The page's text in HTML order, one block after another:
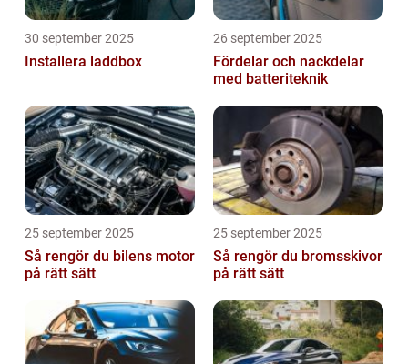
30 september 2025
Installera laddbox
26 september 2025
Fördelar och nackdelar
med batteriteknik
25 september 2025
Så rengör du bilens motor
på rätt sätt
25 september 2025
Så rengör du bromsskivor
på rätt sätt